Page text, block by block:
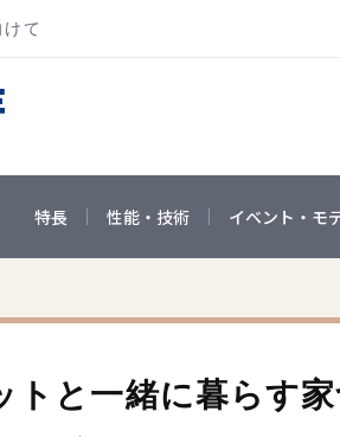
て
特長 性能・技術 イベント・モ
トと一緒に暮らす